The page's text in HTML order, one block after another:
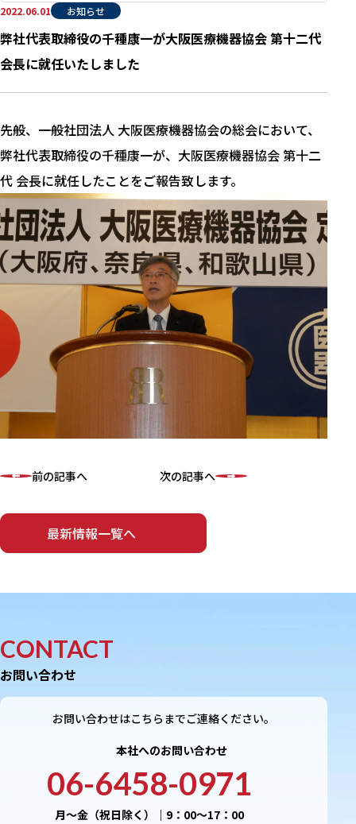
弊社代表取締役の千種康一が大阪医療機器協会 第十二代
会長に就任いたしました
2022.06.01 お知らせ
先般、一般社団法人 大阪医療機器協会の総会において、
弊社代表取締役の千種康一が、大阪医療機器協会 第十二
代 会長に就任したことをご報告致します。
前の記事へ
最新情報一覧へ
次の記事へ
CONTACT
お問い合わせ
お問い合わせはこちらまでご連絡ください。
本社へのお問い合わせ
06-6458-0971
月〜金（祝日除く）｜9：00〜17：00